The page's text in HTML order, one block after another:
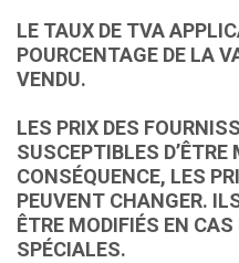
LE TAUX DE TVA
POURCENTAGE DE LA
VENDU.
LES PRIX DES
SUSCEPTIBLES D’ÊTRE
CONSÉQUENCE, LES
PEUVENT CHANGER.
ÊTRE MODIFIÉS EN CAS
SPÉCIALES.